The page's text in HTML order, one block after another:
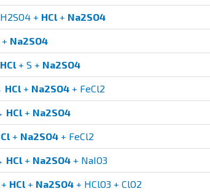
+ HCl+ Na2SO4
+ Na2SO4
HCl+ S + Na2SO4
HCl+ Na2SO4 + FeCl2
HCl+ Na2SO4
+ Na2SO4 + FeCl2
HCl+ Na2SO4 + NaIO3
HCl+ Na2SO4 + HClO3 + ClO2